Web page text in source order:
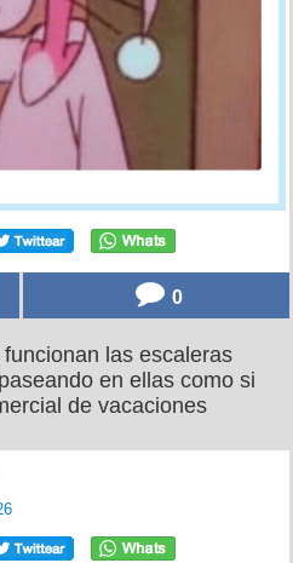
0
las escaleras
en ellas como si
de vacaciones